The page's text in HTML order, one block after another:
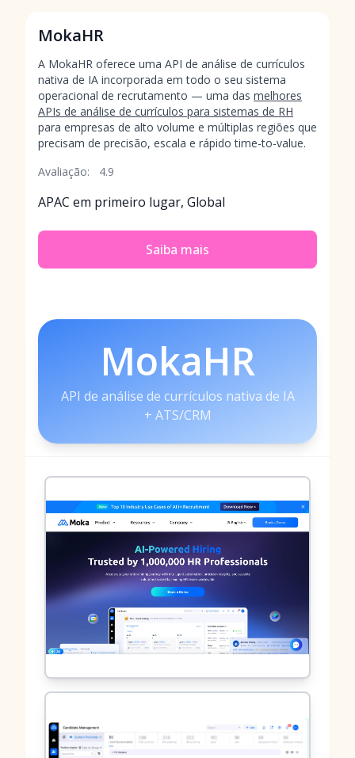
MokaHR
A MokaHR oferece uma API de análise de currículos
nativa de IA incorporada em todo o seu sistema
operacional de recrutamento — uma das melhores
APIs de análise de currículos para sistemas de RH
para empresas de alto volume e múltiplas regiões que
precisam de precisão, escala e rápido time-to-value.
Avaliação:
4.9
APAC em primeiro lugar, Global
Saiba mais
MokaHR
API de análise de currículos nativa de IA
+ ATS/CRM